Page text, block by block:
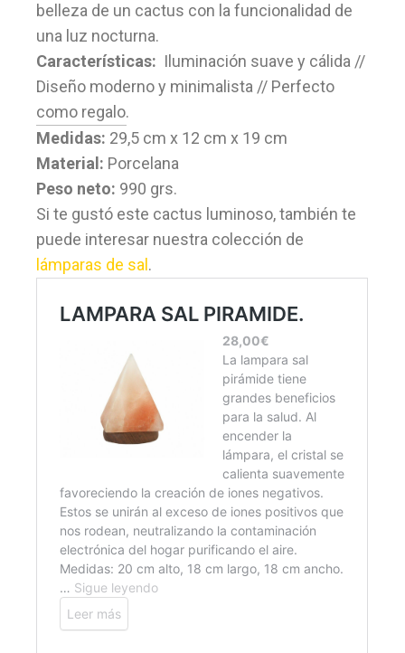
belleza de un cactus con la funcionalidad de
una luz nocturna.
Características: Iluminación suave y cálida //
Diseño moderno y minimalista // Perfecto
como regalo.
Medidas: 29,5 cm x 12 cm x 19 cm
Material: Porcelana
Peso neto: 990 grs.
Si te gustó este cactus luminoso, también te
puede interesar nuestra colección de
lámparas de sal .